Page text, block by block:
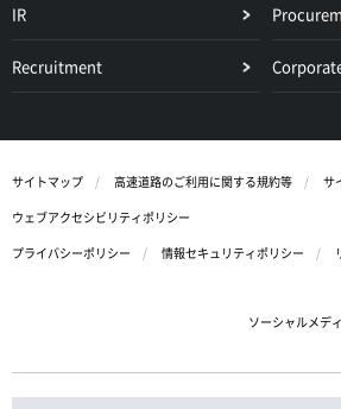
IR
Recruitment
サイトマップ 高速道路のご利用に関する規約等
サ
ウェブアクセシビリティポリシー
プライバシーポリシー
情報セキュリティポリシー
ソーシャルメデ